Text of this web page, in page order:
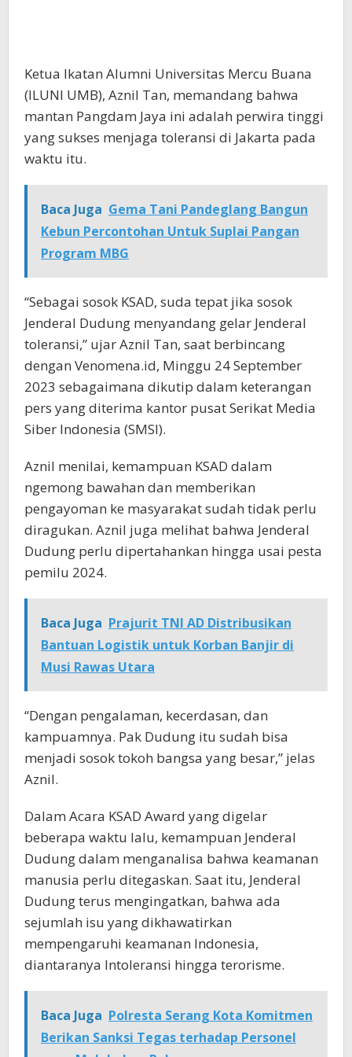
Ketua Ikatan Alumni Universitas Mercu Buana
(ILUNI UMB), Aznil Tan, memandang bahwa
mantan Pangdam Jaya ini adalah perwira tinggi
yang sukses menjaga toleransi di Jakarta pada
waktu itu.
Baca Juga Gema Tani Pandeglang Bangun
Kebun Percontohan Untuk Suplai Pangan
Program MBG
“Sebagai sosok KSAD, suda tepat jika sosok
Jenderal Dudung menyandang gelar Jenderal
toleransi,” ujar Aznil Tan, saat berbincang
dengan Venomena.id, Minggu 24 September
2023 sebagaimana dikutip dalam keterangan
pers yang diterima kantor pusat Serikat Media
Siber Indonesia (SMSI).
Aznil menilai, kemampuan KSAD dalam
ngemong bawahan dan memberikan
pengayoman ke masyarakat sudah tidak perlu
diragukan. Aznil juga melihat bahwa Jenderal
Dudung perlu dipertahankan hingga usai pesta
pemilu 2024.
Baca Juga Prajurit TNI AD Distribusikan
Bantuan Logistik untuk Korban Banjir di
Musi Rawas Utara
“Dengan pengalaman, kecerdasan, dan
kampuamnya. Pak Dudung itu sudah bisa
menjadi sosok tokoh bangsa yang besar,” jelas
Aznil.
Dalam Acara KSAD Award yang digelar
beberapa waktu lalu, kemampuan Jenderal
Dudung dalam menganalisa bahwa keamanan
manusia perlu ditegaskan. Saat itu, Jenderal
Dudung terus mengingatkan, bahwa ada
sejumlah isu yang dikhawatirkan
mempengaruhi keamanan Indonesia,
diantaranya Intoleransi hingga terorisme.
Baca Juga Polresta Serang Kota Komitmen
Berikan Sanksi Tegas terhadap Personel